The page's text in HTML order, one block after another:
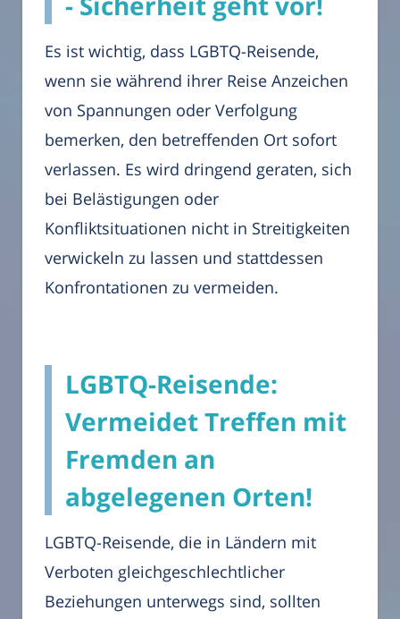
Es ist wichtig, dass LGBTQ-Reisende,
wenn sie während ihrer Reise Anzeichen
von Spannungen oder Verfolgung
bemerken, den betreffenden Ort sofort
verlassen. Es wird dringend geraten, sich
bei Belästigungen oder
Konfliktsituationen nicht in Streitigkeiten
verwickeln zu lassen und stattdessen
Konfrontationen zu vermeiden.
LGBTQ-Reisende:
Vermeidet Treffen mit
Fremden an
abgelegenen Orten!
LGBTQ-Reisende, die in Ländern mit
Verboten gleichgeschlechtlicher
Beziehungen unterwegs sind, sollten